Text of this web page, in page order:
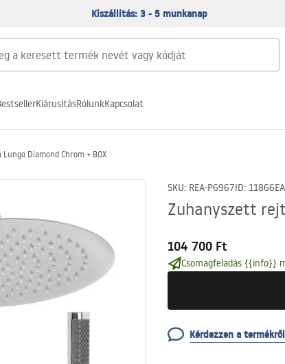
Kiszállítás: 3 - 5 munkanap
KiárusításRólunkKapcsolat
Diamond Chrom + BOX
SKU: REA-P6967ID: 11866
Zuhanyszett
104 700 Ft
Csomagfeladás {{info}}
Kérdezzen a termékről